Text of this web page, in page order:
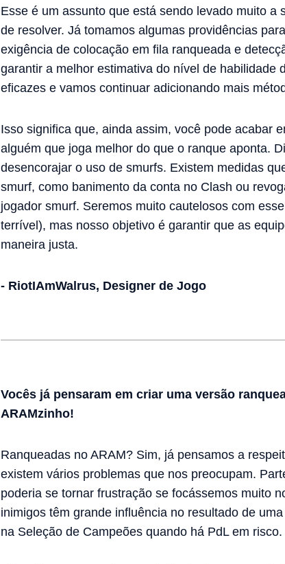
Esse é um assunto que está sendo levado muito a
de resolver. Já tomamos algumas providências
exigência de colocação em fila ranqueada e
garantir a melhor estimativa do nível de habilidade
eficazes e vamos continuar adicionando mais
Isso significa que, ainda assim, você pode acabar
alguém que joga melhor do que o ranque aponta.
desencorajar o uso de smurfs. Existem medidas
smurf, como banimento da conta no Clash ou
jogador smurf. Seremos muito cautelosos com
terrível), mas nosso objetivo é garantir que as
maneira justa.
- RiotIAmWalrus, Designer de Jogo
Vocês já pensaram em criar uma versão
ARAMzinho!
Ranqueadas no ARAM? Sim, já pensamos a
existem vários problemas que nos preocupam.
poderia se tornar frustração se focássemos muito
inimigos têm grande influência no resultado de
na Seleção de Campeões quando há PdL em risco.